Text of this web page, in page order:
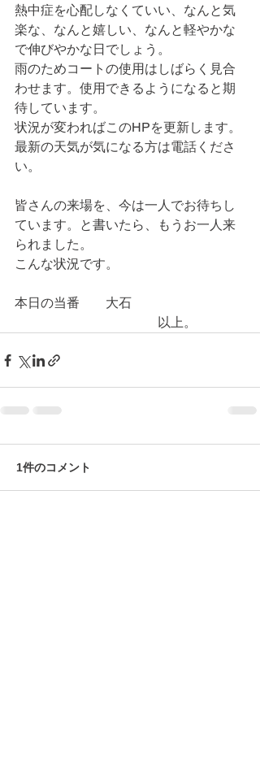
熱中症を心配しなくていい、なんと気
楽な、なんと嬉しい、なんと軽やかな
で伸びやかな日でしょう。
雨のためコートの使用はしばらく見合
わせます。使用できるようになると期
待しています。
状況が変わればこのHPを更新します。
最新の天気が気になる方は電話くださ
い。
皆さんの来場を、今は一人でお待ちし
ています。と書いたら、もうお一人来
られました。
こんな状況です。
本日の当番　　大石
以上。
1件のコメント